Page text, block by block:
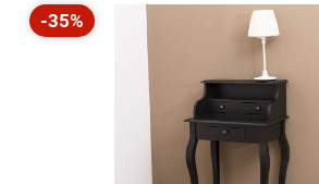
Rabatt
-35%